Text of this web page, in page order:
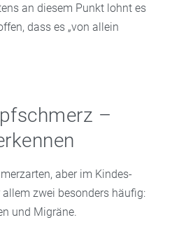
an diesem Punkt lohnt es
dass es „von allein
–
aber im Kindes-
zwei besonders häufig:
und Migräne.